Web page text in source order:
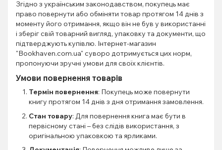
Згідно з українським законодавством, покупець має
право повернути або обміняти товар протягом 14 днів з
моменту його отримання, якщо він не був у використанні
і зберіг свій товарний вигляд, упаковку та документи, що
підтверджують купівлю. Інтернет-магазин
"Bookhaven.com.ua" суворо дотримується цих норм,
пропонуючи зручні умови для своїх клієнтів.
Умови повернення товарів
Термін повернення: Покупець може повернути
книгу протягом 14 днів з дня отримання замовлення.
Стан товару: Для повернення книга має бути в
первісному стані – без слідів використання, з
оригінальною упаковкою та ярликами.